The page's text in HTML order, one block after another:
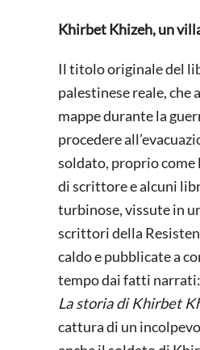
Khirbet Khizeh, un
Il titolo originale del
palestinese reale, che
mappe durante la
procedere
soldato, proprio come
di scrittore e alcuni
turbinose, vissute in
scrittori della
caldo e pubblicate a
tempo dai fatti narrati:
La storia di Khirbet
cattura di un